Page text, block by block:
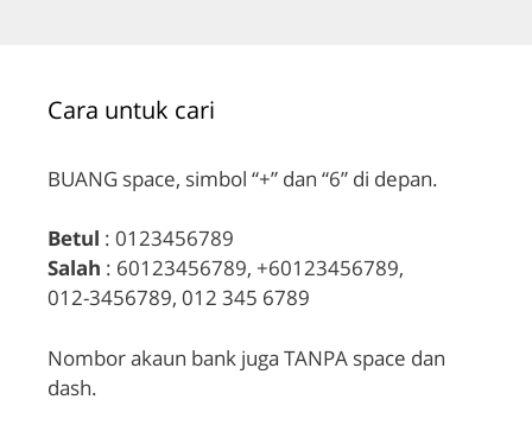
Cara untuk cari
BUANG space, simbol “+” dan “6” di depan.
Betul : 0123456789
Salah : 60123456789, +60123456789,
012-3456789, 012 345 6789
Nombor akaun bank juga TANPA space dan
dash.